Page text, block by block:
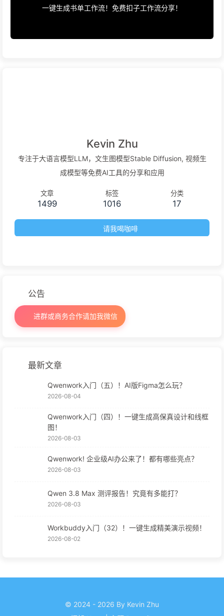
一键生成书单工作流！免费扣子工作流分享！
Kevin Zhu
专注于大语言模型LLM，文生图模型Stable Diffusion, 视频生
成模型等免费AI工具的分享和应用
文章
1499
标签
1016
分类
17
请我喝咖啡
公告
进群或商务合作请加我微信
最新文章
Qwenwork入门（五）！AI版Figma怎么玩？
2026-08-04
Qwenwork入门（四）！一键生成高保真设计和线框
图！
2026-08-03
Qwenwork! 企业级AI办公来了！都有哪些亮点？
2026-08-03
Qwen 3.8 Max 测评报告！究竟有多能打？
2026-08-03
Workbuddy入门（32）！一键生成精美演示视频！
2026-08-02
© 2024 - 2026 By Kevin Zhu